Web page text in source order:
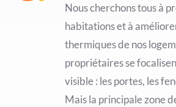
Nous cherchons tous à
habitations et à
thermiques de nos
propriétaires se
visible : les portes, les
Mais la principale zone